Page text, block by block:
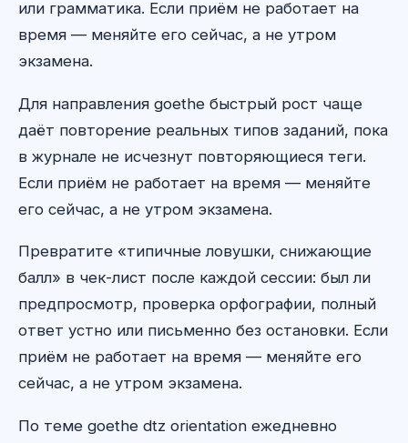
или грамматика. Если приём не работает на
время — меняйте его сейчас, а не утром
экзамена.
Для направления goethe быстрый рост чаще
даёт повторение реальных типов заданий, пока
в журнале не исчезнут повторяющиеся теги.
Если приём не работает на время — меняйте
его сейчас, а не утром экзамена.
Превратите «типичные ловушки, снижающие
балл» в чек-лист после каждой сессии: был ли
предпросмотр, проверка орфографии, полный
ответ устно или письменно без остановки. Если
приём не работает на время — меняйте его
сейчас, а не утром экзамена.
По теме goethe dtz orientation ежедневно